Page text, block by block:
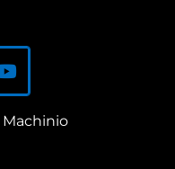
youtube
Machinio